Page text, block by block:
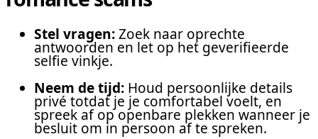
Stel vragen:Zoek naar oprechte
antwoorden en let op het geverifieerde
selfie vinkje.
Neem de tijd: Houd persoonlijke details
privé totdat je je comfortabel voelt, en
spreek af op openbare plekken wanneer je
besluit om in persoon af te spreken.